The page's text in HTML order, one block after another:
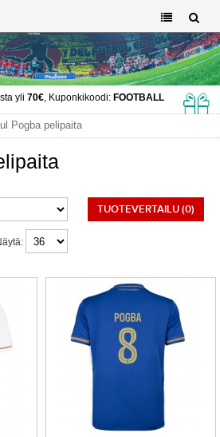
yli 70€, Kuponkikoodi: FOOTBALL
Pogba pelipaita
TUOTEVERTAILU (0)